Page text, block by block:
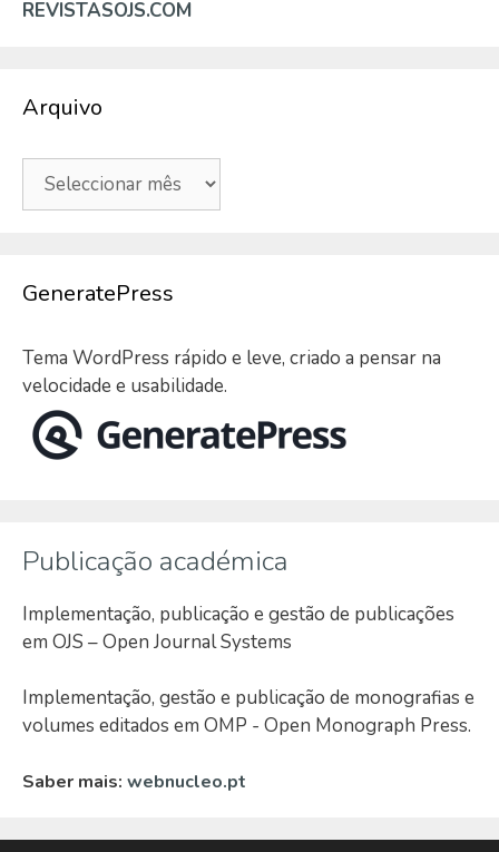
REVISTASOJS.COM
Arquivo
Arquivo
GeneratePress
Tema WordPress rápido e leve, criado a pensar na
velocidade e usabilidade.
Publicação académica
Implementação, publicação e gestão de publicações
em OJS – Open Journal Systems
Implementação, gestão e publicação de monografias e
volumes editados em OMP - Open Monograph Press.
Saber mais: webnucleo.pt